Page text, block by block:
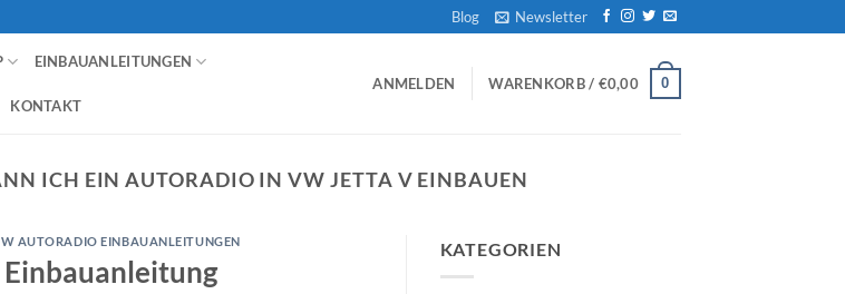
Blog Newsletter
EINBAUANLEITUNGEN
KONTAKT
ANMELDEN WARENKORB / €0,00 0
ICH EIN AUTORADIO IN VW JETTA V EINBAUEN
AUTORADIO EINBAUANLEITUNGEN KATEGORIEN